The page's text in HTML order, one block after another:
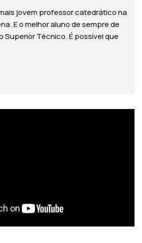
jovem professor catedrático na
E o melhor aluno de sempre de
Superior Técnico. É possível que